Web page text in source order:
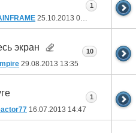
25.10.2013 08:21
1
экран
29.08.2013 13:35
10
16.07.2013 14:47
1